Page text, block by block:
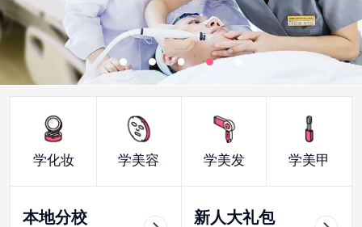
学化妆 学美容 学美发 学美甲
本地分校 新人大礼包